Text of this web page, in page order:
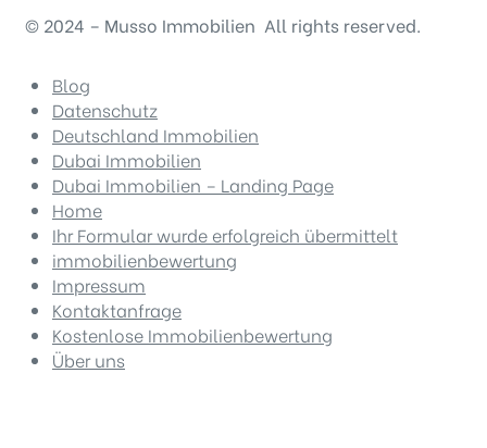
© 2024 – Musso Immobilien All rights reserved.
Blog
Datenschutz
Deutschland Immobilien
Dubai Immobilien
Dubai Immobilien – Landing Page
Home
Ihr Formular wurde erfolgreich übermittelt
immobilienbewertung
Impressum
Kontaktanfrage
Kostenlose Immobilienbewertung
Über uns